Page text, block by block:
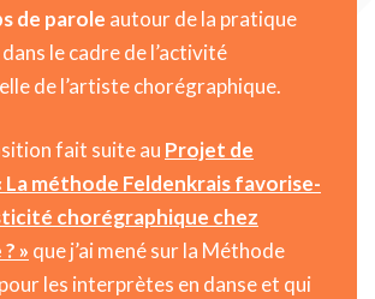
de parole autour de la pratique
le cadre de l’activité
de l’artiste chorégraphique.
fait suite au Projet de
La méthode Feldenkrais favorise-
chorégraphique chez
» que j’ai mené sur la Méthode
les interprètes en danse et qui